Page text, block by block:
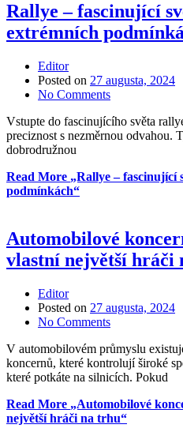
Rallye – fascinující
extrémních
Editor
Posted on 27 augusta, 2024
No Comments
Vstupte do fascinujícího světa
preciznost s nezměrnou odvahou.
dobrodružnou
Read More „Rallye – fascinující
podmínkách“
Automobilové
vlastní největší hráči
Editor
Posted on 27 augusta, 2024
No Comments
V automobilovém průmyslu
koncernů, které kontrolují široké
které potkáte na silnicích. Pokud
Read More „Automobilové
největší hráči na trhu“